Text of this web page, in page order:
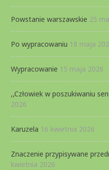
Powstanie warszawskie 25
Po wypracowaniu 18 maja
Wypracowanie 15 maja 2026
,,Człowiek w poszukiwaniu
2026
Karuzela 16 kwietnia 2026
Znaczenie przypisywane
kwietnia 2026